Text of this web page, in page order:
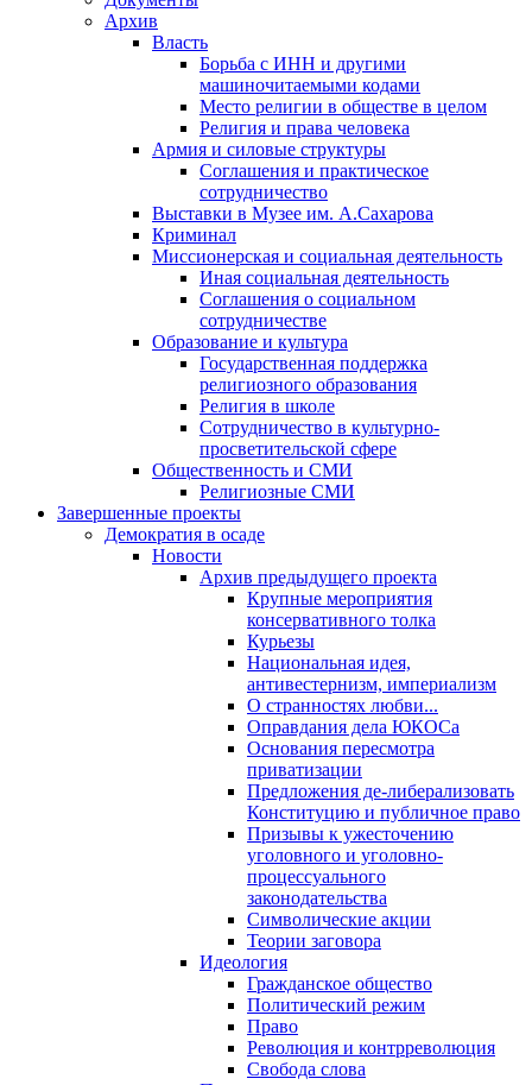
Архив
Власть
Борьба с ИНН и другими
машиночитаемыми кодами
Место религии в обществе в целом
Религия и права человека
Армия и силовые структуры
Соглашения и практическое
сотрудничество
Выставки в Музее им. А.Сахарова
Криминал
Миссионерская и социальная деятельность
Иная социальная деятельность
Соглашения о социальном
сотрудничестве
Образование и культура
Государственная поддержка
религиозного образования
Религия в школе
Сотрудничество в культурно-
просветительской сфере
Общественность и СМИ
Религиозные СМИ
Завершенные проекты
Демократия в осаде
Новости
Архив предыдущего проекта
Крупные мероприятия
консервативного толка
Курьезы
Национальная идея,
антивестернизм, империализм
О странностях любви...
Оправдания дела ЮКОСа
Основания пересмотра
приватизации
Предложения де-либерализовать
Конституцию и публичное право
Призывы к ужесточению
уголовного и уголовно-
процессуального
законодательства
Символические акции
Теории заговора
Идеология
Гражданское общество
Политический режим
Право
Революция и контрреволюция
Свобода слова